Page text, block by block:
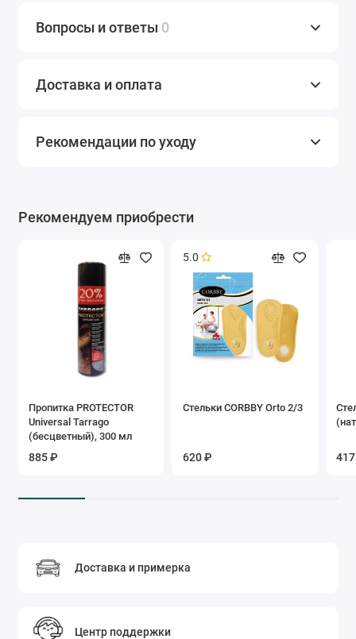
Вопросы и ответы 0
Доставка и оплата
Рекомендации по уходу
Рекомендуем приобрести
Пропитка PROTECTOR
Universal Tarrago
(бесцветный), 300 мл
885 ₽
5.0
Стельки CORBBY Orto 2/3
620 ₽
Доставка и примерка
Центр поддержки